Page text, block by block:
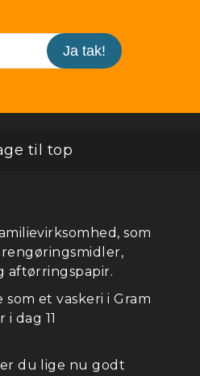
til top
som
rengøringsmidler,
aftørringspapir.
et vaskeri i Gram
dag 11
du lige nu godt